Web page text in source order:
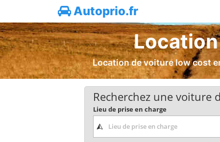
Autoprio.fr
Location de voiture low cost
Recherchez une voiture
Lieu de prise en charge